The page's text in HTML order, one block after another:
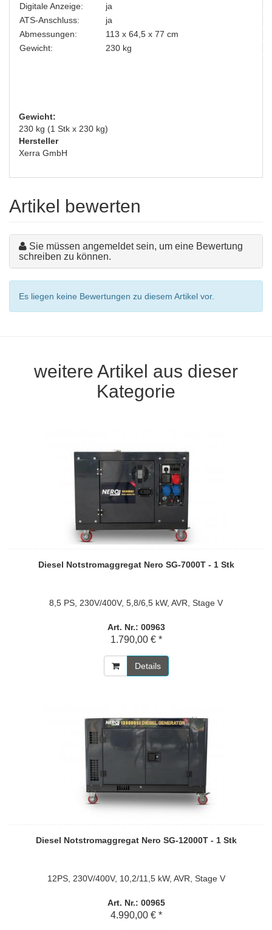
Digitale Anzeige:
ja
ATS-Anschluss:
ja
Abmessungen:
113 x 64,5 x 77 cm
Gewicht:
230 kg
Gewicht:
230 kg (1 Stk x 230 kg)
Hersteller
Xerra GmbH
Artikel bewerten
Sie müssen angemeldet sein, um eine Bewertung
schreiben zu können.
Es liegen keine Bewertungen zu diesem Artikel vor.
weitere Artikel aus dieser
Kategorie
Diesel Notstromaggregat Nero SG-7000T - 1 Stk
8,5 PS, 230V/400V, 5,8/6,5 kW, AVR, Stage V
Art. Nr.: 00963
1.790,00 € *
Details
Diesel Notstromaggregat Nero SG-12000T - 1 Stk
12PS, 230V/400V, 10,2/11,5 kW, AVR, Stage V
Art. Nr.: 00965
4.990,00 € *